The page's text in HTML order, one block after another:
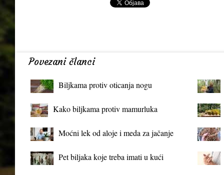
Povezani članci
Biljkama protiv oticanja nogu
Kako biljkama protiv mamurluka
Moćni lek od aloje i meda za jačanje
Pet biljaka koje treba imati u kući